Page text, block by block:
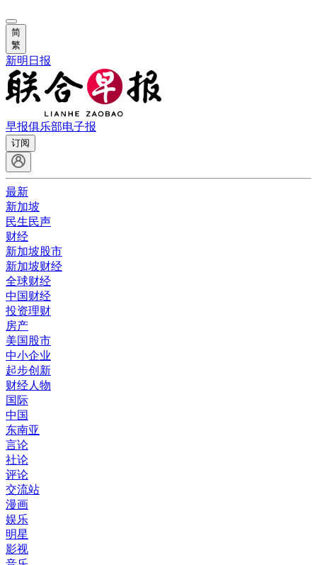
简
繁
新明日报
早报俱乐部电子报
订阅
最新
新加坡
民生民声
财经
新加坡股市
新加坡财经
全球财经
中国财经
投资理财
房产
美国股市
中小企业
起步创新
财经人物
国际
中国
东南亚
言论
社论
评论
交流站
漫画
娱乐
明星
影视